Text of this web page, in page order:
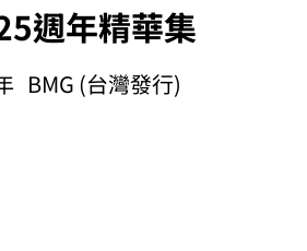
週年精華集
BMG (台灣發行)